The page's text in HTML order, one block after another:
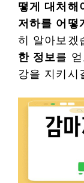
떻게 대처해
저하를 어떻
히 알아보겠
한 정보를
강을 지키시